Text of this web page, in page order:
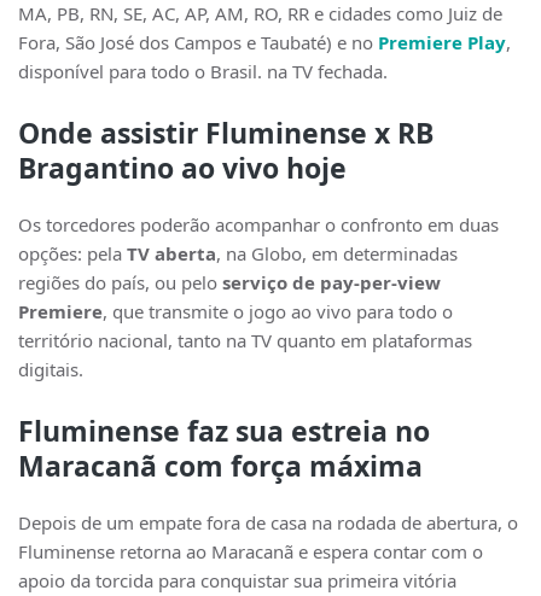
MA, PB, RN, SE, AC, AP, AM, RO, RR e cidades como Juiz de
Fora, São José dos Campos e Taubaté) e no Premiere Play,
disponível para todo o Brasil. na TV fechada.
Onde assistir Fluminense x RB
Bragantino ao vivo hoje
Os torcedores poderão acompanhar o confronto em duas
opções: pela TV aberta, na Globo, em determinadas
regiões do país, ou pelo serviço de pay-per-view
Premiere, que transmite o jogo ao vivo para todo o
território nacional, tanto na TV quanto em plataformas
digitais.
Fluminense faz sua estreia no
Maracanã com força máxima
Depois de um empate fora de casa na rodada de abertura, o
Fluminense retorna ao Maracanã e espera contar com o
apoio da torcida para conquistar sua primeira vitória